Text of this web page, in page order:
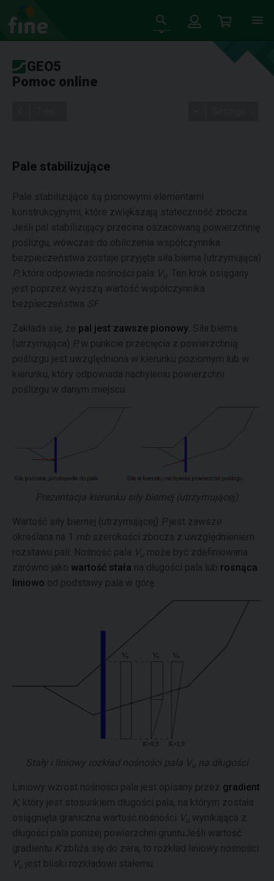
GEO5
Pomoc online
Pale stabilizujące
Pale stabilizujące są pionowymi elementami
konstrukcyjnymi, które zwiększają stateczność zbocza.
Jeśli pal stabilizujący przecina oszacowaną powierzchnię
poślizgu, wówczas do obliczenia współczynnika
bezpieczeństwa zostaje przyjęta siła bierna (utrzymująca)
P, która odpowiada nośności pala Vu . Ten krok osiągany
jest poprzez wyższą wartość współczynnika
bezpieczeństwa SF
Zakłada się, że pal jest zawsze pionowy . Siła bierna
(utrzymująca) P,w punkcie przecięcia z powierzchnią
poślizgu jest uwzględniona w kierunku poziomym lub w
kierunku, który odpowiada nachyleniu powierzchni
poślizgu w danym miejscu.
Prezentacja kierunku siły biernej (utrzymującej)
Wartość siły biernej (utrzymującej) Pjest zawsze
określana na 1 mb szerokości zbocza z uwzględnieniem
rozstawu pali. Nośność pala Vu może być zdefiniowana
zarówno jako wartość stała na długości pala lub rosnąca
liniowo od podstawy pala w górę.
Stały i liniowy rozkład nośności pala Vu na długości
Liniowy wzrost nośności pala jest opisany przez gradient
K, który jest stosunkiem długości pala, na którym została
osiągnięta graniczna wartość nośności Vu wynikająca z
długości pala poniżej powierzchni gruntuJeśli wartość
gradientu Kzbliża się do zera, to rozkład liniowy nośności
Vu jest bliski rozkładowi stałemu.